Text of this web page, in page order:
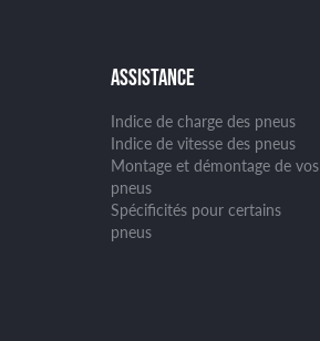
ASSISTANCE
Indice de charge des pneus
Indice de vitesse des pneus
Montage et démontage de vos
pneus
Spécificités pour certains
pneus